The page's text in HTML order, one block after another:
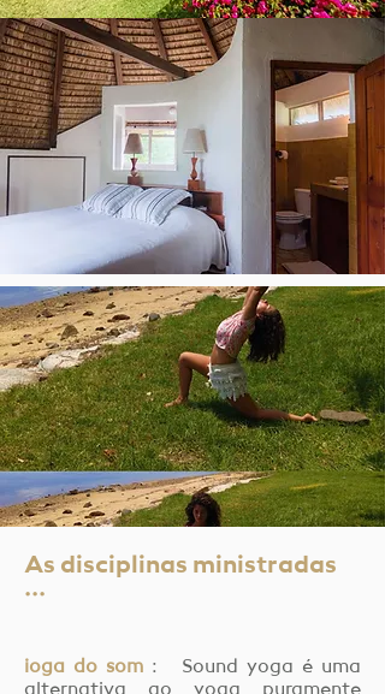
As disciplinas ministradas
···
ioga do som : Sound yoga é uma